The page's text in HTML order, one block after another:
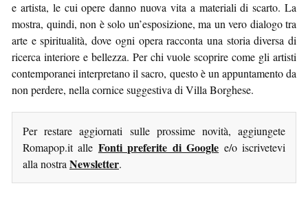
e artista, le cui opere danno nuova vita a materiali di scarto. La
mostra, quindi, non è solo un’esposizione, ma un vero dialogo tra
arte e spiritualità, dove ogni opera racconta una storia diversa di
ricerca interiore e bellezza. Per chi vuole scoprire come gli artisti
contemporanei interpretano il sacro, questo è un appuntamento da
non perdere, nella cornice suggestiva di Villa Borghese.
Per restare aggiornati sulle prossime novità, aggiungete
Romapop.it alle Fonti preferite di Google e/o iscrivetevi
alla nostra Newsletter.